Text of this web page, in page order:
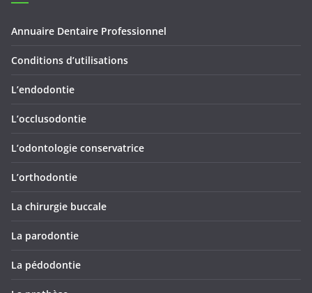
Annuaire Dentaire Professionnel
Conditions d’utilisations
L’endodontie
L’occlusodontie
L’odontologie conservatrice
L’orthodontie
La chirurgie buccale
La parodontie
La pédodontie